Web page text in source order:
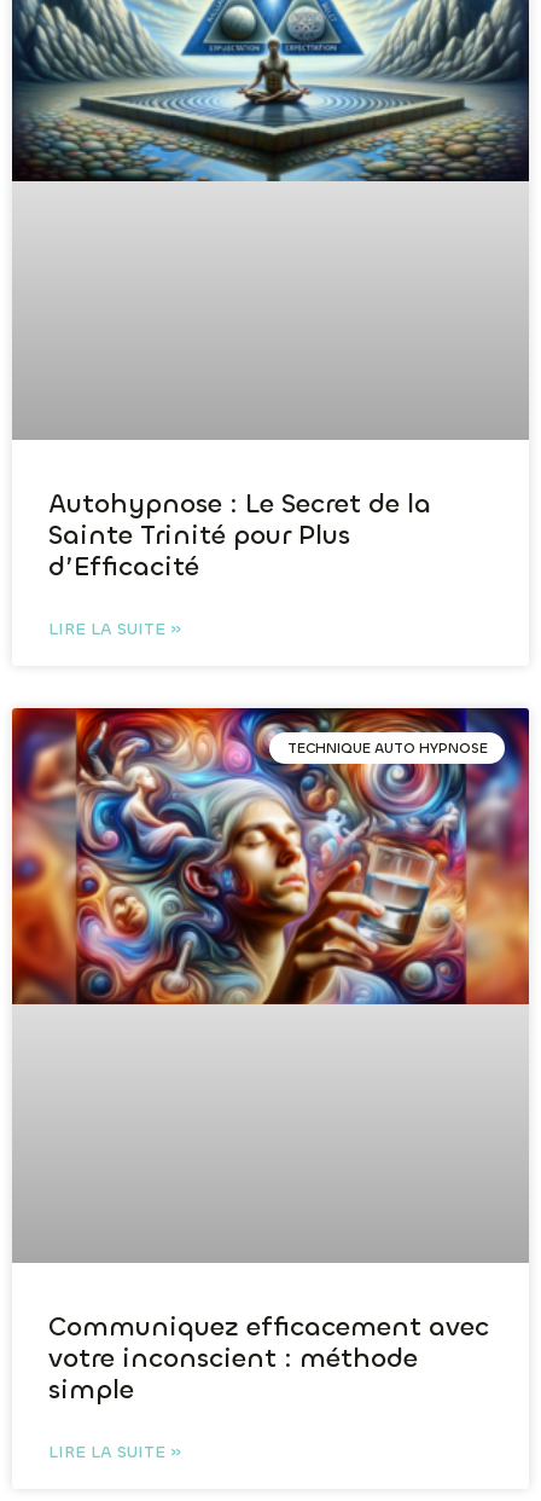
Autohypnose : Le Secret de la
Sainte Trinité pour Plus
d’Efficacité
LIRE LA SUITE »
TECHNIQUE AUTO HYPNOSE
Communiquez efficacement avec
votre inconscient : méthode
simple
LIRE LA SUITE »